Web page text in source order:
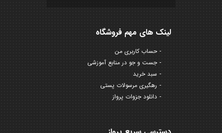
لینک های مهم فروشگاه
حساب کاربری من
جست و جو در منابع آموزشی
سبد خرید
رهگیری مرسولات پستی
دانلود جزوات پرواز